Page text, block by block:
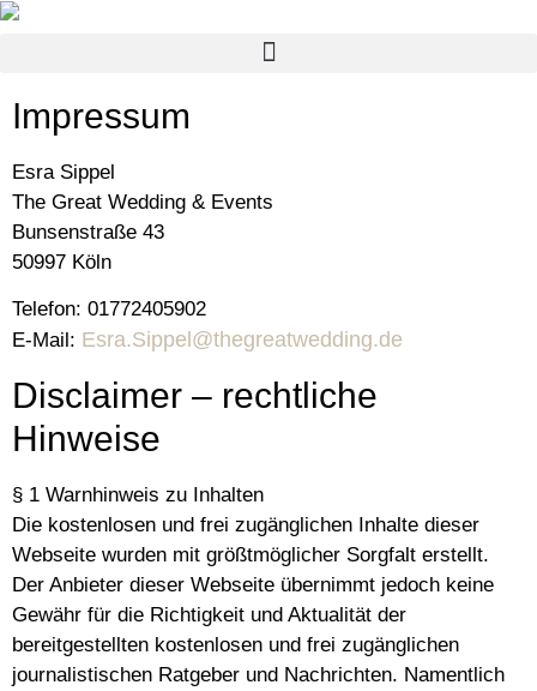
Impressum
Esra Sippel
The Great Wedding & Events
Bunsenstraße 43
50997 Köln
Telefon: 01772405902
E-Mail: Esra.Sippel@thegreatwedding.de
Disclaimer – rechtliche
Hinweise
§ 1 Warnhinweis zu Inhalten
Die kostenlosen und frei zugänglichen Inhalte dieser
Webseite wurden mit größtmöglicher Sorgfalt erstellt.
Der Anbieter dieser Webseite übernimmt jedoch keine
Gewähr für die Richtigkeit und Aktualität der
bereitgestellten kostenlosen und frei zugänglichen
journalistischen Ratgeber und Nachrichten. Namentlich